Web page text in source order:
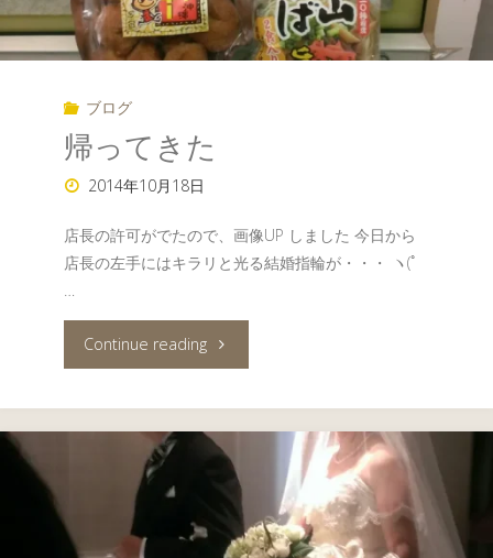
ブログ
帰ってきた
2014年10月18日
店長の許可がでたので、画像UP しました 今日から
店長の左手にはキラリと光る結婚指輪が・・・ ヽ(ﾟ
…
Continue reading"帰
て
た"